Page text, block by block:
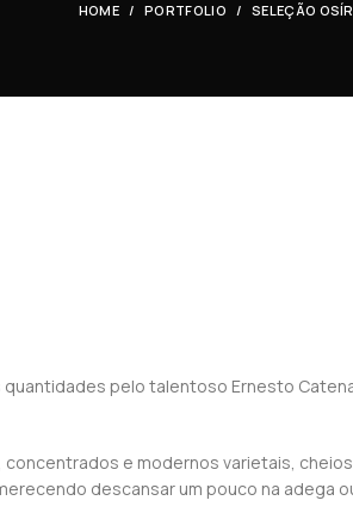
HOME PORTFOLIO SELEÇÃO
pelo talentoso Ernesto
e modernos varietais,
descansar um pouco na